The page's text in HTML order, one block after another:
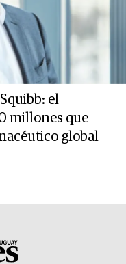
el
millones que
global